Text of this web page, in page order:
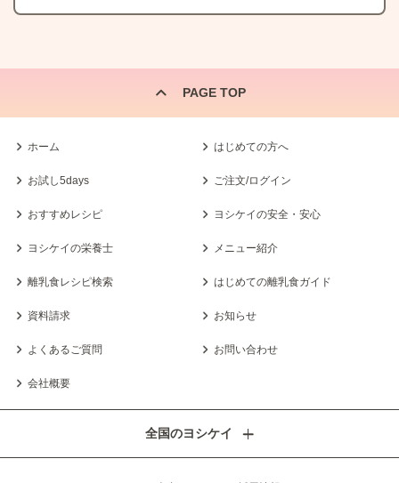
PAGE TOP
ホーム はじめての方へ
お試し5days ご注文/ログイン
おすすめレシピ ヨシケイの安全・安心
ヨシケイの栄養士 メニュー紹介
離乳食レシピ検索 はじめての離乳食ガイド
資料請求 お知らせ
よくあるご質問 お問い合わせ
会社概要
全国のヨシケイ